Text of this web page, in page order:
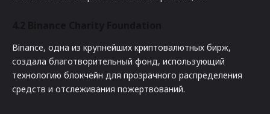
Binance, одна из крупнейших криптовалютных бирж,
создала благотворительный фонд, использующий
технологию блокчейн для прозрачного распределения
средств и отслеживания пожертвований.